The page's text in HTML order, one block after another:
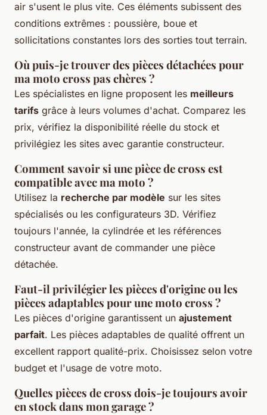
air s'usent le plus vite. Ces éléments subissent des
conditions extrêmes : poussière, boue et
sollicitations constantes lors des sorties tout terrain.
Où puis-je trouver des pièces détachées pour
ma moto cross pas chères ?
Les spécialistes en ligne proposent les meilleurs
tarifs grâce à leurs volumes d'achat. Comparez les
prix, vérifiez la disponibilité réelle du stock et
privilégiez les sites avec garantie constructeur.
Comment savoir si une pièce de cross est
compatible avec ma moto ?
Utilisez la recherche par modèle sur les sites
spécialisés ou les configurateurs 3D. Vérifiez
toujours l'année, la cylindrée et les références
constructeur avant de commander une pièce
détachée.
Faut-il privilégier les pièces d'origine ou les
pièces adaptables pour une moto cross ?
Les pièces d'origine garantissent un ajustement
parfait. Les pièces adaptables de qualité offrent un
excellent rapport qualité-prix. Choisissez selon votre
budget et l'usage de votre moto.
Quelles pièces de cross dois-je toujours avoir
en stock dans mon garage ?